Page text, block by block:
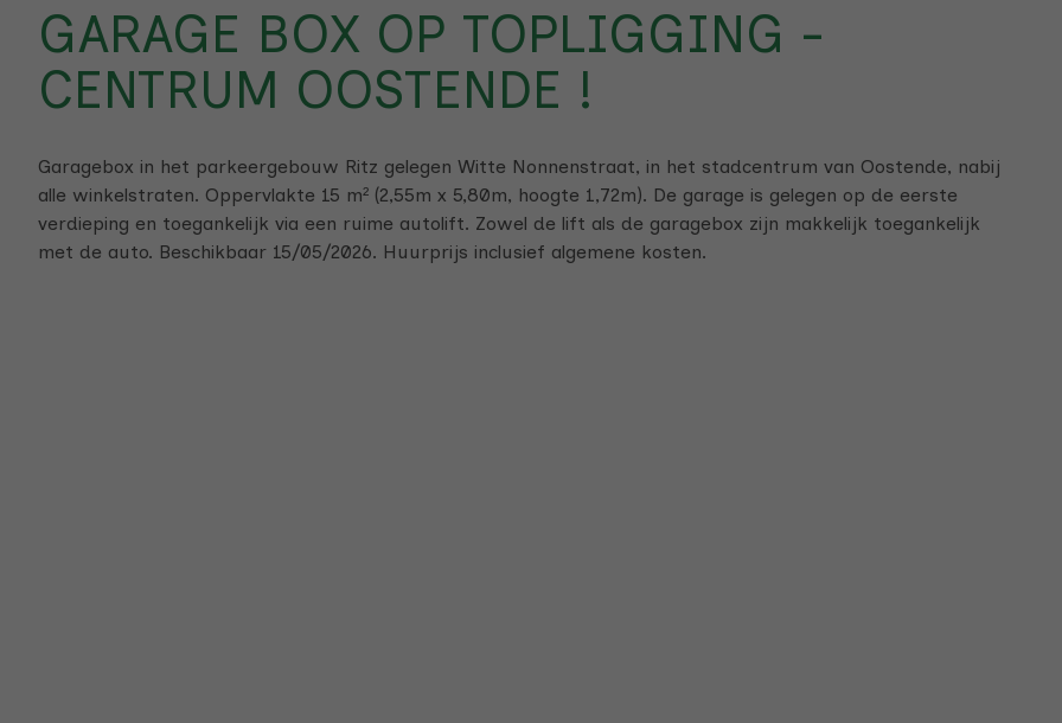
GARAGE BOX OP TOPLIGGING -
CENTRUM OOSTENDE !
Garagebox in het parkeergebouw Ritz gelegen Witte Nonnenstraat, in het stadcentrum van Oostende, nabij
alle winkelstraten. Oppervlakte 15 m² (2,55m x 5,80m, hoogte 1,72m). De garage is gelegen op de eerste
verdieping en toegankelijk via een ruime autolift. Zowel de lift als de garagebox zijn makkelijk toegankelijk
met de auto. Beschikbaar 15/05/2026. Huurprijs inclusief algemene kosten.